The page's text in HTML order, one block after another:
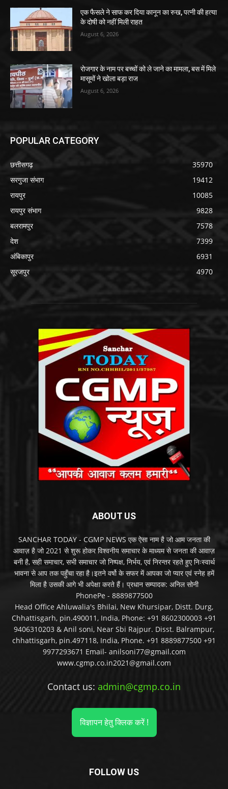
एक फैसले ने साफ कर दिया कानून का रुख, पत्नी की हत्या
के दोषी को नहीं मिली राहत
August 6, 2026
रोजगार के नाम पर बच्चों को ले जाने का मामला, बस में मिले
मासूमों ने खोला बड़ा राज
August 6, 2026
POPULAR CATEGORY
छत्तीसगढ़
35970
सरगुजा संभाग
19412
रायपुर
10085
रायपुर संभाग
9828
बलरामपुर
7578
देश
7399
अंबिकापुर
6931
सूरजपुर
4970
ABOUT US
SANCHAR TODAY - CGMP NEWS एक ऐसा नाम है जो आम जनता की
आवाज़ है जो 2021 से शुरू होकर विश्वनीय समाचार के माध्यम से जनता की आवाज़
बनी है, सही समाचार, सभी समाचार जो निष्पक्ष, निर्भय, एवं निरन्तर रहते हुए निःस्वार्थ
भावना से आप तक पहुँचा रहा है।इतने वर्षो के सफर में आपका जो प्यार एवं स्नेह हमें
मिला है उसकी आगे भी अपेक्षा करते हैं। प्रधान सम्पादक: अनिल सोनी
PhonePe - 8889877500
Head Office Ahluwalia's Bhilai, New Khursipar, Distt. Durg,
Chhattisgarh, pin.490011, India, Phone: +91 8602300003 +91
9406310203 & Anil soni, Near Sbi Rajpur. Disst. Balrampur,
chhattisgarh, pin.497118, India, Phone. +91 8889877500 +91
9977293671 Email- anilsoni77@gmail.com
www.cgmp.co.in2021@gmail.com
Contact us: admin@cgmp.co.in
विज्ञापन हेतु क्लिक करें !
FOLLOW US